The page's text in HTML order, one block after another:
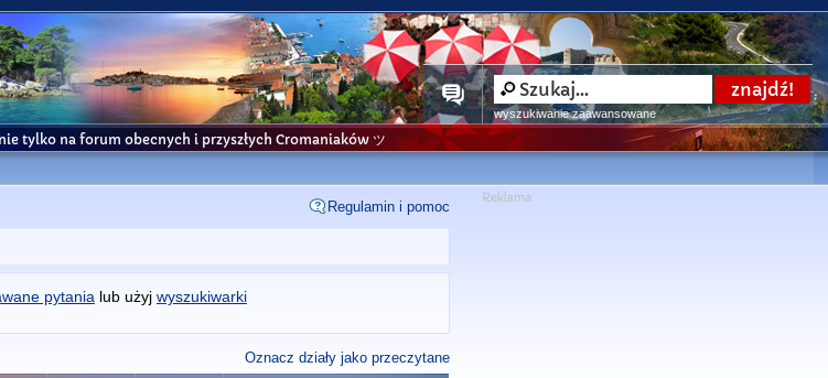
wyszukiwanie zaawansowane
tylko na forum obecnych i przyszłych Cromaniaków ツ
Regulamin i pomoc
pytania lub użyj wyszukiwarki
Oznacz działy jako przeczytane